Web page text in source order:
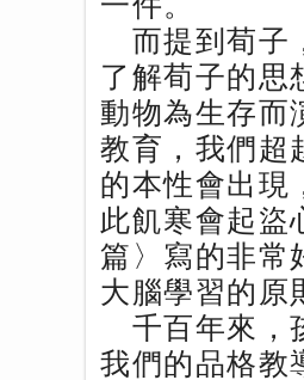
而提到荀子
了解荀子的思
動物為生存而
教育，我們超
的本性會出現
此飢寒會起盜
篇〉寫的非常
大腦學習的原
千百年來，
我們的品格教